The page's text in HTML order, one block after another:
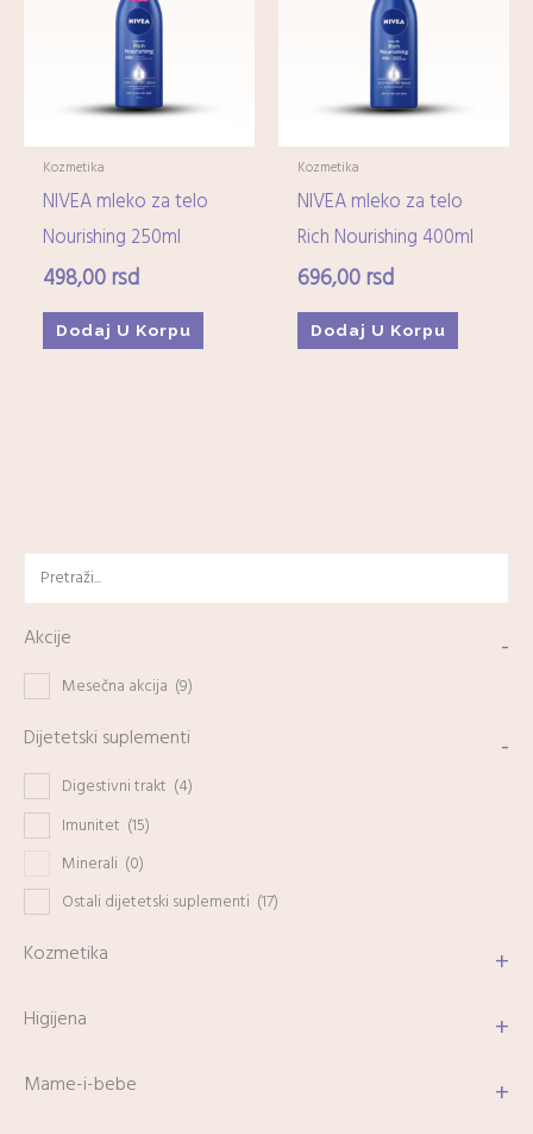
Akcije -
Mesečna akcija (9)
Dijetetski suplementi -
Digestivni trakt (4)
Imunitet (15)
Minerali (0)
Ostali dijetetski suplementi (17)
Kozmetika +
Higijena +
Mame-i-bebe +
Imunitet (15)
Minerali
Ostali dijetetski suplementi
Kozmetika
Higijena
Mame-i-bebe
Kozmetika
NIVEA mleko za telo
Nourishing 250ml
498,00 rsd
Dodaj U Korpu
Kozmetika
NIVEA mleko za telo
Rich Nourishing 400ml
696,00 rsd
Dodaj U Korpu